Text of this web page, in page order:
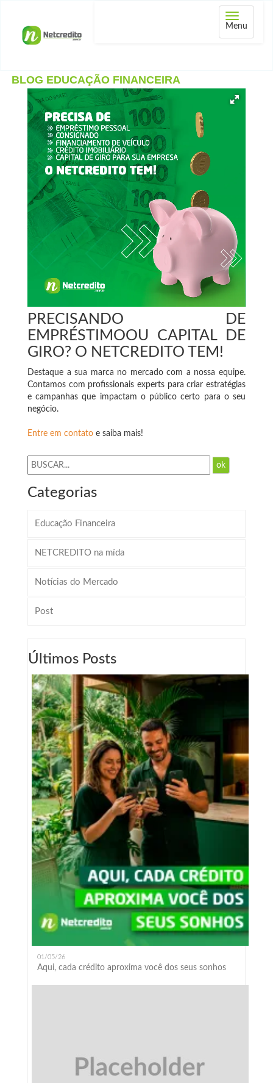
Abrir
menu
Menu
BLOG EDUCAÇÃO FINANCEIRA
PRECISANDO DE
EMPRÉSTIMOOU CAPITAL DE
GIRO? O NETCREDITO TEM!
Destaque a sua marca no mercado com a nossa equipe.
Contamos com profissionais experts para criar estratégias
e campanhas que impactam o público certo para o seu
negócio.
Entre em contato e saiba mais!
ok
Categorias
Educação Financeira
NETCREDITO na mída
Notícias do Mercado
Post
Últimos Posts
01/05/26
Aqui, cada crédito aproxima você dos seus sonhos